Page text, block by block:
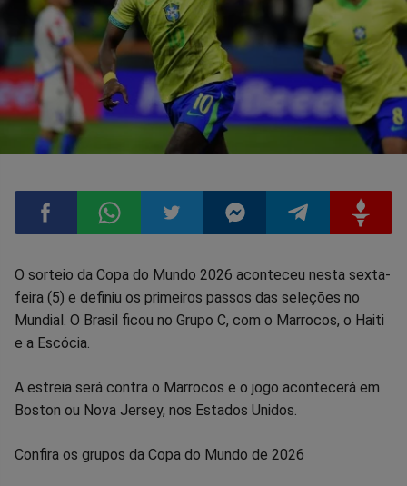
Compartilhar
no
Compartilhar
no
Compartilhar
no
Compartilhar
no
Compartilhar
no
no
O sorteio da Copa do Mundo 2026 aconteceu nesta sexta-
feira (5) e definiu os primeiros passos das seleções no
Mundial. O Brasil ficou no Grupo C, com o Marrocos, o Haiti
e a Escócia.
A estreia será contra o Marrocos e o jogo acontecerá em
Boston ou Nova Jersey, nos Estados Unidos.
Confira os grupos da Copa do Mundo de 2026